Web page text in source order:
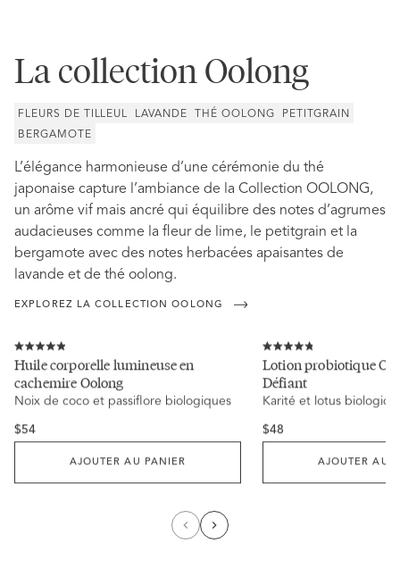
La collection Oolong
FLEURS DE TILLEUL LAVANDE THÉ OOLONG
PETITGRAIN
BERGAMOTE
L’élégance harmonieuse d’une cérémonie du thé
japonaise capture l’ambiance de la Collection OOLONG,
un arôme vif mais ancré qui équilibre des notes d’agrumes
audacieuses comme la fleur de lime, le petitgrain et la
bergamote avec des notes herbacées apaisantes de
lavande et de thé oolong.
EXPLOREZ LA COLLECTION OOLONG
Rated
4.9
out
of
5
stars
scroll
to
reviews
Huile corporelle lumineuse en
cachemire Oolong
Noix de coco et passiflore biologiques
Regular
$54
AJOUTER AU PANIER
Rated
4.8
out
of
5
stars
to
scroll
reviews
Lotion probiotique
Défiant
Karité et lotus
Regular
$48
AJOUTER AU